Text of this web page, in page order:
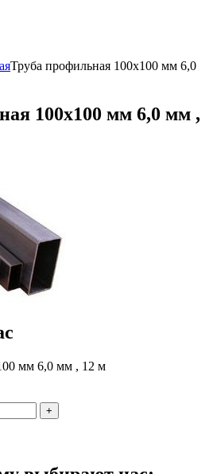
Труба профильная 100х100 мм 6,0
100х100 мм 6,0 мм ,
мм 6,0 мм , 12 м